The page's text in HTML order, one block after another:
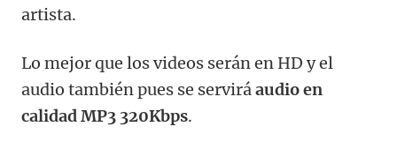
artista.
Lo mejor que los videos serán en HD y el
audio también pues se serviráaudio en
calidad MP3 320Kbps.